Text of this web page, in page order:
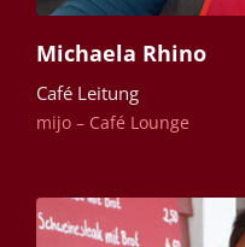
Michaela Rhino
Café Leitung
mijo – Café Lounge